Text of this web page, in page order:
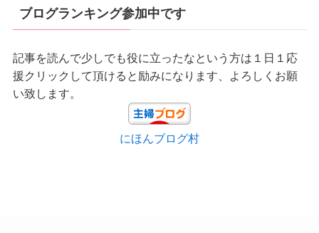
ブログランキング参加中です
記事を読んで少しでも役に立ったなという方は１日１応
援クリックして頂けると励みになります、よろしくお願
い致します。
にほんブログ村